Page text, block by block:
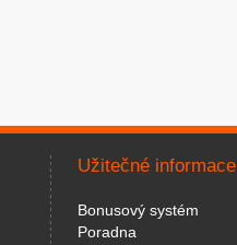
Užitečné informace
Bonusový systém
Poradna